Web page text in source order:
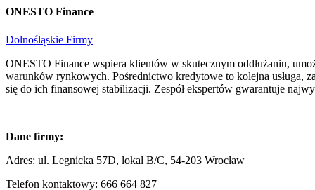
ONESTO Finance
Dolnośląskie Firmy
ONESTO Finance wspiera klientów w skutecznym oddłużaniu,
warunków rynkowych. Pośrednictwo kredytowe to kolejna usługa,
się do ich finansowej stabilizacji. Zespół ekspertów gwarantuje
Dane firmy:
Adres: ul. Legnicka 57D, lokal B/C, 54-203 Wrocław
Telefon kontaktowy: 666 664 827